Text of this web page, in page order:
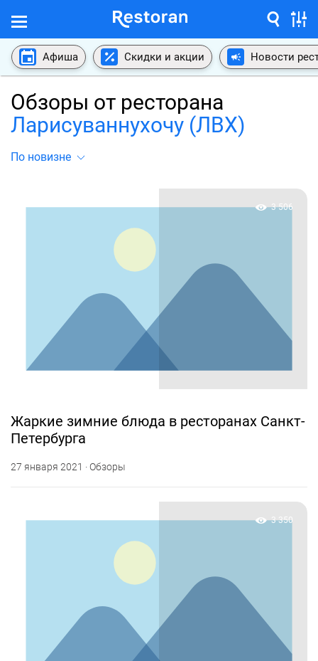
Афиша Скидки и акции Новости
Обзоры от ресторана
Ларисуваннухочу (ЛВХ)
По новизне
3 506
Жаркие зимние блюда в ресторанах Санкт-
Петербурга
27 января 2021 · Обзоры
3 350